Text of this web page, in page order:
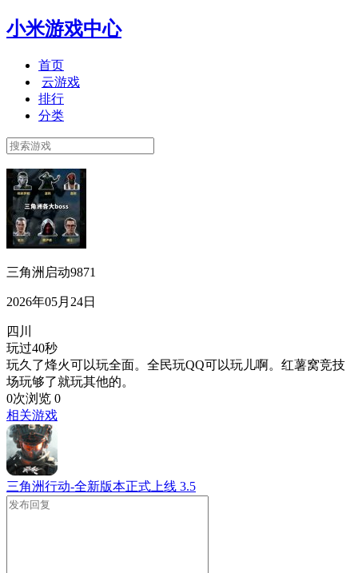
小米游戏中心
首页
云游戏
排行
分类
三角洲启动9871
2026年05月24日
四川
玩过40秒
玩久了烽火可以玩全面。全民玩QQ可以玩儿啊。红薯窝竞技
场玩够了就玩其他的。
0次浏览 0
相关游戏
三角洲行动-全新版本正式上线 3.5